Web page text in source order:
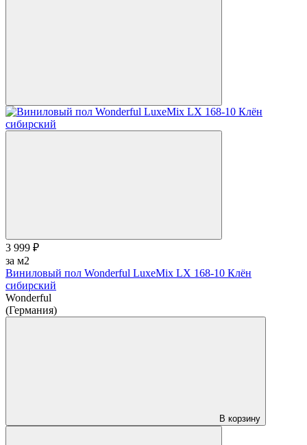
3 999 ₽
за м2
Виниловый пол Wonderful LuxeMix LX 168-10 Клён
сибирский
Wonderful
(Германия)
В корзину